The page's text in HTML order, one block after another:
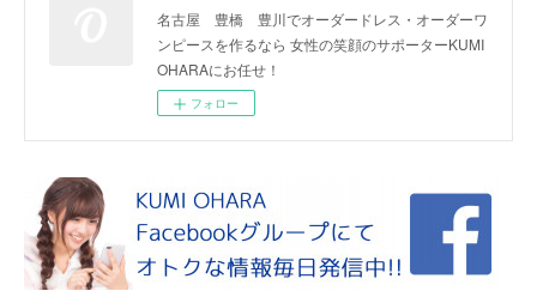
名古屋 豊橋 豊川でオーダードレス・オーダーワ
ンピースを作るなら 女性の笑顔のサポーターKUMI
OHARAにお任せ！
フォロー